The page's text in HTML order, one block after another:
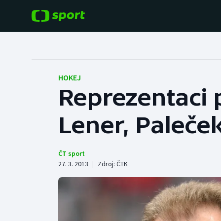
Hokej
Tenis
Cyklistika
Baseball a softbal
Basketbal
Boby a skeleton
Box
HOKEJ
Reprezentaci
Lener,
ČT sport
27. 3. 2013 | Zdroj: ČTK